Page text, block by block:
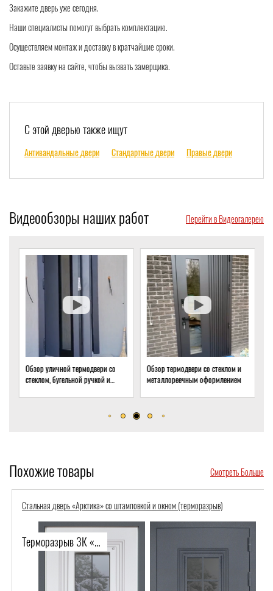
Закажите дверь уже сегодня.
Наши специалисты помогут выбрать комплектацию.
Осуществляем монтаж и доставку в кратчайшие сроки.
Оставьте заявку на сайте, чтобы вызвать замерщика.
С этой дверью также ищут
Антивандальные двери Стандартные двери Правые двери
Видеообзоры наших работ Перейти в Видеогалерею
Обзор уличной термодвери со
стеклом, бугельной ручкой и
Обзор термодвери со стеклом и
металлореечным оформлением
Похожие товары Смотреть Больше
Стальная дверь «Арктика» со штамповкой и окном (терморазрыв)
Терморазрыв 3К «Арктика» с окном-868